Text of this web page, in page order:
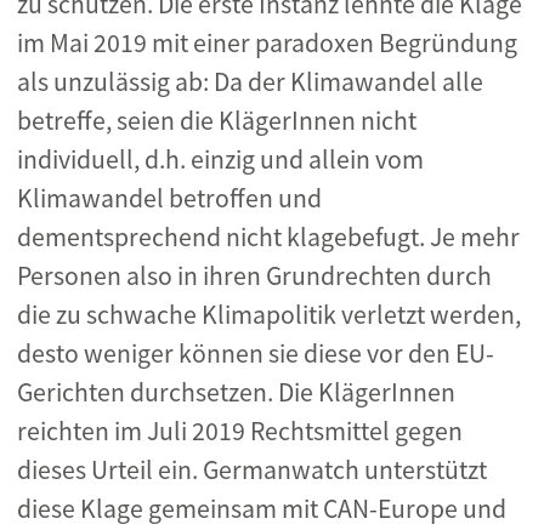
im Mai 2019 mit einer paradoxen Begründung
als unzulässig ab: Da der Klimawandel alle
betreffe, seien die KlägerInnen nicht
individuell,d.h. einzig und allein vom
Klimawandel betroffen und
dementsprechend nicht klagebefugt. Je mehr
Personen also in ihren Grundrechten durch
die zu schwache Klimapolitik verletzt werden,
desto weniger können sie diese vor den EU-
Gerichten durchsetzen. Die KlägerInnen
reichten im Juli 2019 Rechtsmittel gegen
dieses Urteil ein. Germanwatch unterstützt
diese Klage gemeinsam mit CAN-Europe und